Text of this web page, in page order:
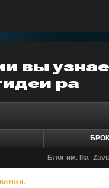
Блог им.